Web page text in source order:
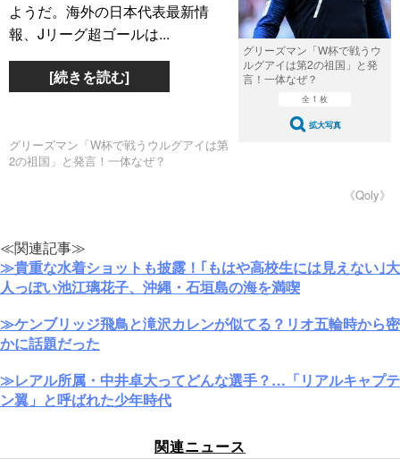
デザイン
写真
動画
ハウツー
グリーズマン「W杯で戦うウ
ルグアイは第2の祖国」と発
言！一体なぜ？
全 1 枚
拡大写真
ようだ。海外の日本代表最新情
報、Jリーグ超ゴールは...
[続きを読む]
グリーズマン「W杯で戦うウルグアイは第
2の祖国」と発言！一体なぜ？
《Qoly》
≪関連記事≫
≫貴重な水着ショットも披露！｢もはや高校生には見えない｣大
人っぽい池江璃花子、沖縄・石垣島の海を満喫
≫ケンブリッジ飛鳥と滝沢カレンが似てる？リオ五輪時から密
かに話題だった
≫レアル所属・中井卓大ってどんな選手？…「リアルキャプテ
ン翼」と呼ばれた少年時代
関連ニュース